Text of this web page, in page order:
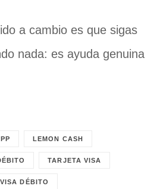
a cambio es que sigas
nada: es ayuda genuina
LEMON CASH
TARJETA VISA
VISA DÉBITO